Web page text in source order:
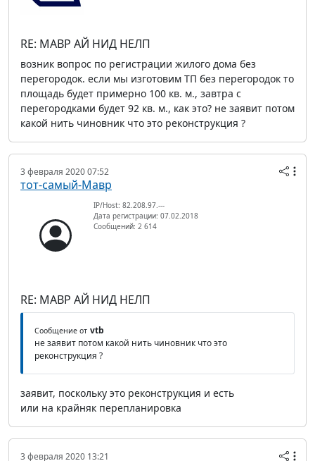
RE: МАВР АЙ НИД НЕЛП
возник вопрос по регистрации жилого дома без
перегородок. если мы изготовим ТП без перегородок то
площадь будет примерно 100 кв. м., завтра с
перегородками будет 92 кв. м., как это? не заявит потом
какой нить чиновник что это реконструкция ?
3 февраля 2020 07:52
тот-самый-Мавр
IP/Host: 82.208.97.---
Дата регистрации: 07.02.2018
Сообщений: 2 614
RE: МАВР АЙ НИД НЕЛП
Сообщение от vtb
не заявит потом какой нить чиновник что это
реконструкция ?
заявит, поскольку это реконструкция и есть
или на крайняк перепланировка
3 февраля 2020 13:21